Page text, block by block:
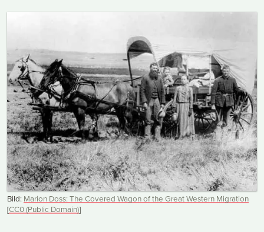
Bild: Marion Doss: The Covered Wagon of the Great Western Migration
[CC0 (Public Domain)]